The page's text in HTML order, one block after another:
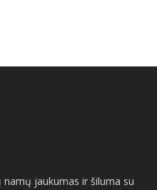
namų jaukumas ir šiluma su